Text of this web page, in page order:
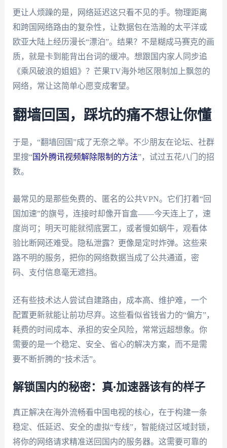
更让人烦躁的是，网络延迟这只看不见的手。物理距离
和跨国网络路由的复杂性，让数据包在浩瀚的太平洋或
欧亚大陆上经历漫长“漂泊”。结果？不是糊成马赛克的画
质，就是卡到能背出台词的缓冲。想跟国内家人同步追
《乘风破浪的姐姐》？芒果TV海外地区限制加上飘忽的
网络，常让这简单心愿变成奢望。
翻墙回国，踩坑的痛不想让你懂
于是，“翻墙回国”成了无奈之举。不少朋友在论坛、社群
里搜“国外腾讯视频解除限制的方法”，试过五花八门的招
数。
最常见的是那些免费的、匿名的公共VPN。它们打着“回
国加速”的旗号，连接时却像开盲盒——今天连上了，速
度尚可；明天可能就彻底罢工，或者慢如蜗牛，观看体
验比断网还难受。隐私泄露？更像是定时炸弹。这些来
路不明的服务，把你的网络数据当成了公共通道，密
码、支付信息毫无遮挡。
还有些技术达人尝试自建路由，成本高、维护难，一个
配置更新就能让前功尽弃。这些看似省钱省力的“偏方”，
耗费的时间成本、承担的安全风险，常常远超想象。你
需要的是一个稳定、安全、省心的解决方案，而不是需
要不断折腾的“技术活”。
解锁国内的秘密：真·加速器该有的样子
真正解决在海外流畅看中国电视的核心，在于构建一条
稳定、低延迟、安全的虚拟“专线”，智能绕过区域封锁，
将你的网络请求精准送回国内的服务器。这需要可靠的